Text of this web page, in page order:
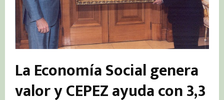
La Economía Social genera
valor y CEPEZ ayuda con 3,3